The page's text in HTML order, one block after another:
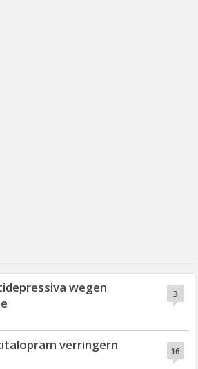
3
wegen
16
verringern